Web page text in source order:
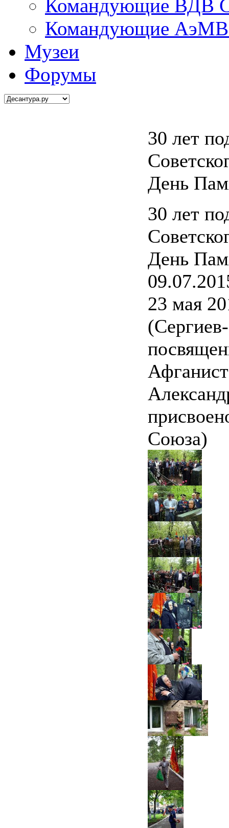
Командующие ВДВ
Командующие АэМВ
Музеи
Форумы
30 лет
День
30 лет
День
23 мая
Союза)